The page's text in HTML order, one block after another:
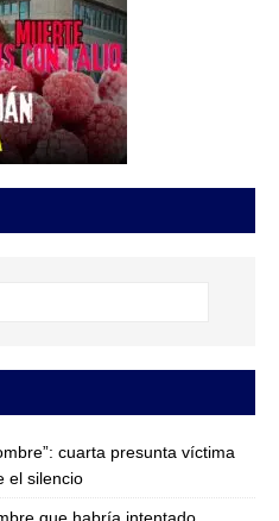
cuarta presunta víctima
el silencio